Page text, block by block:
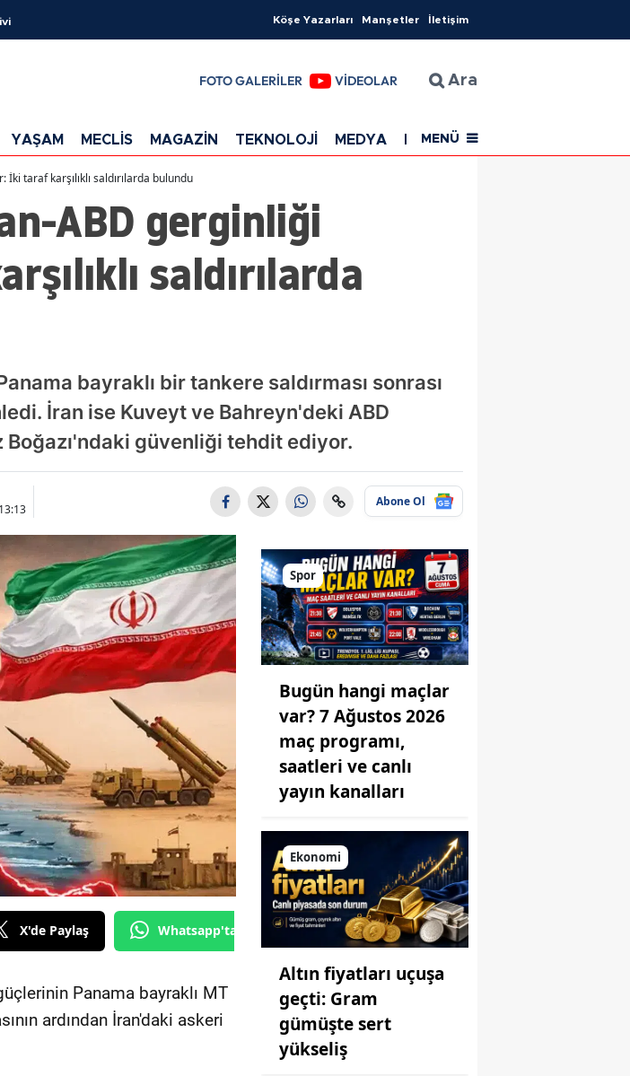
Köşe Yazarları Manşetler İletişim
FOTO GALERİLER VİDEOLAR Ara
YAŞAM MECLİS MAGAZİN TEKNOLOJİ MEDYA EĞİTİM SAĞLIK
MENÜ
taraf karşılıklı saldırılarda bulundu
ABD gerginliği
saldırılarda
bayraklı bir tankere saldırması sonrası
İran ise Kuveyt ve Bahreyn'deki ABD
güvenliği tehdit ediyor.
Abone Ol
X'de Paylaş Whatsapp'tan Gönder
Panama bayraklı MT
ardından İran'daki askeri
Spor
Bugün hangi maçlar
var? 7 Ağustos 2026
maç programı,
saatleri ve canlı
yayın kanalları
Ekonomi
Altın fiyatları uçuşa
geçti: Gram
gümüşte sert
yükseliş